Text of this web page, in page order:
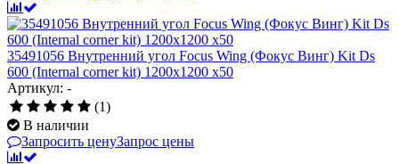
35491056 Внутренний угол Focus Wing (Фокус Винг) Kit Ds
600 (Internal corner kit) 1200x1200 x50
Артикул: -
(1)
В наличии
Запросить ценуЗапрос цены